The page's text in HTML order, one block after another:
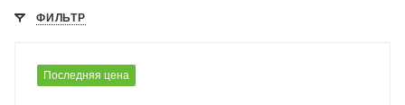
ФИЛЬТР
Последняя цена